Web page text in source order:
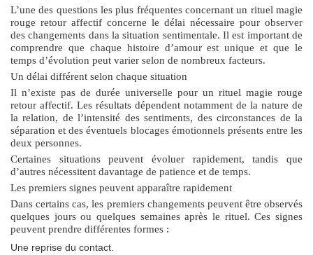
L’une des questions les plus fréquentes concernant un rituel magie
rouge retour affectif concerne le délai nécessaire pour observer
des changements dans la situation sentimentale. Il est important de
comprendre que chaque histoire d’amour est unique et que le
temps d’évolution peut varier selon de nombreux facteurs.
Un délai différent selon chaque situation
Il n’existe pas de durée universelle pour un rituel magie rouge
retour affectif. Les résultats dépendent notamment de la nature de
la relation, de l’intensité des sentiments, des circonstances de la
séparation et des éventuels blocages émotionnels présents entre les
deux personnes.
Certaines situations peuvent évoluer rapidement, tandis que
d’autres nécessitent davantage de patience et de temps.
Les premiers signes peuvent apparaître rapidement
Dans certains cas, les premiers changements peuvent être observés
quelques jours ou quelques semaines après le rituel. Ces signes
peuvent prendre différentes formes :
Une reprise du contact.